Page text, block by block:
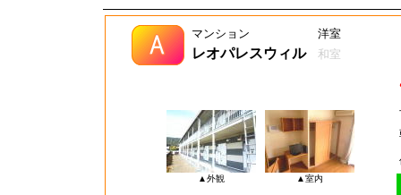
マンション 洋室
レオパレスウィル 和室
▲外観 ▲室内